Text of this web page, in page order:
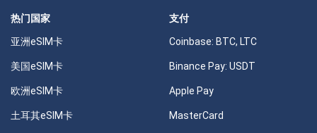
热门国家
亚洲eSIM卡
美国eSIM卡
欧洲eSIM卡
土耳其eSIM卡
支付
Coinbase: BTC, LTC
Binance Pay: USDT
Apple Pay
MasterCard